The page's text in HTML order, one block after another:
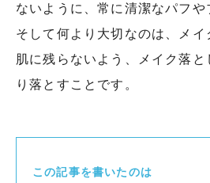
ないように、常に清潔なパフや
そして何より大切なのは、メイ
肌に残らないよう、メイク落
り落とすことです。
この記事を書いたのは